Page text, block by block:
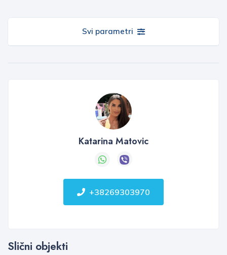
Svi parametri
Katarina Matovic
+38269303970
Slični objekti